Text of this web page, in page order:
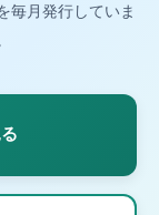
毎月発行していま